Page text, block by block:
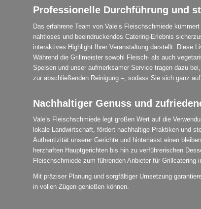
Professionelle Durchführung und
Das erfahrene Team von Vale’s Fleischschmiede
nahtloses und beeindruckendes Catering-Erlebnis
interaktives Highlight Ihrer Veranstaltung darstellt. Diese
Während die Grillmeister sowohl Fleisch- als auch
Speisen und unser aufmerksamer Service tragen dazu
zur abschließenden Reinigung –, sodass Sie sich ganz
Nachhaltiger Genuss und
Vale’s Fleischschmiede legt großen Wert auf die
lokale Landwirtschaft, fördert nachhaltige Praktiken und
Authentizität unserer Gerichte und hinterlässt einen
herzhaften Hauptgerichten bis hin zu verführerischen
Fleischschmiede zum führenden Anbieter für
Mit präziser Planung und sorgfältiger Umsetzung
in vollen Zügen genießen können.